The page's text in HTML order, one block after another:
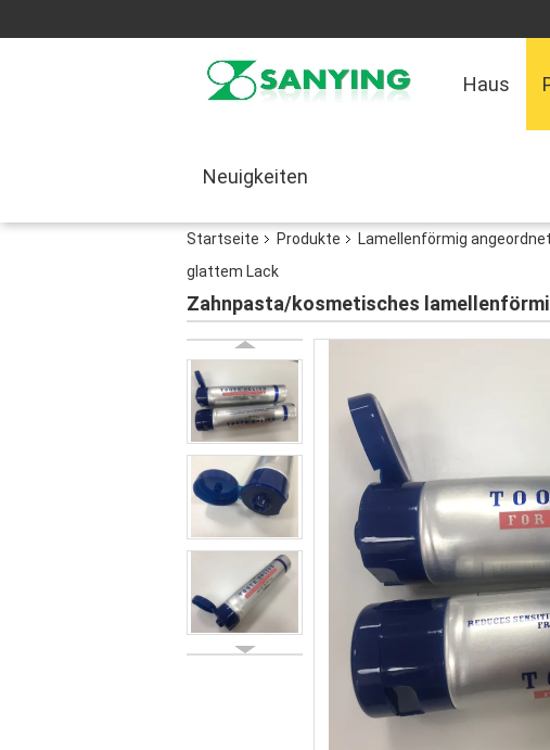
Haus
Neuigkeiten
Startseite Produkte Lamellenförmig
glattem Lack
Zahnpasta/kosmetisches